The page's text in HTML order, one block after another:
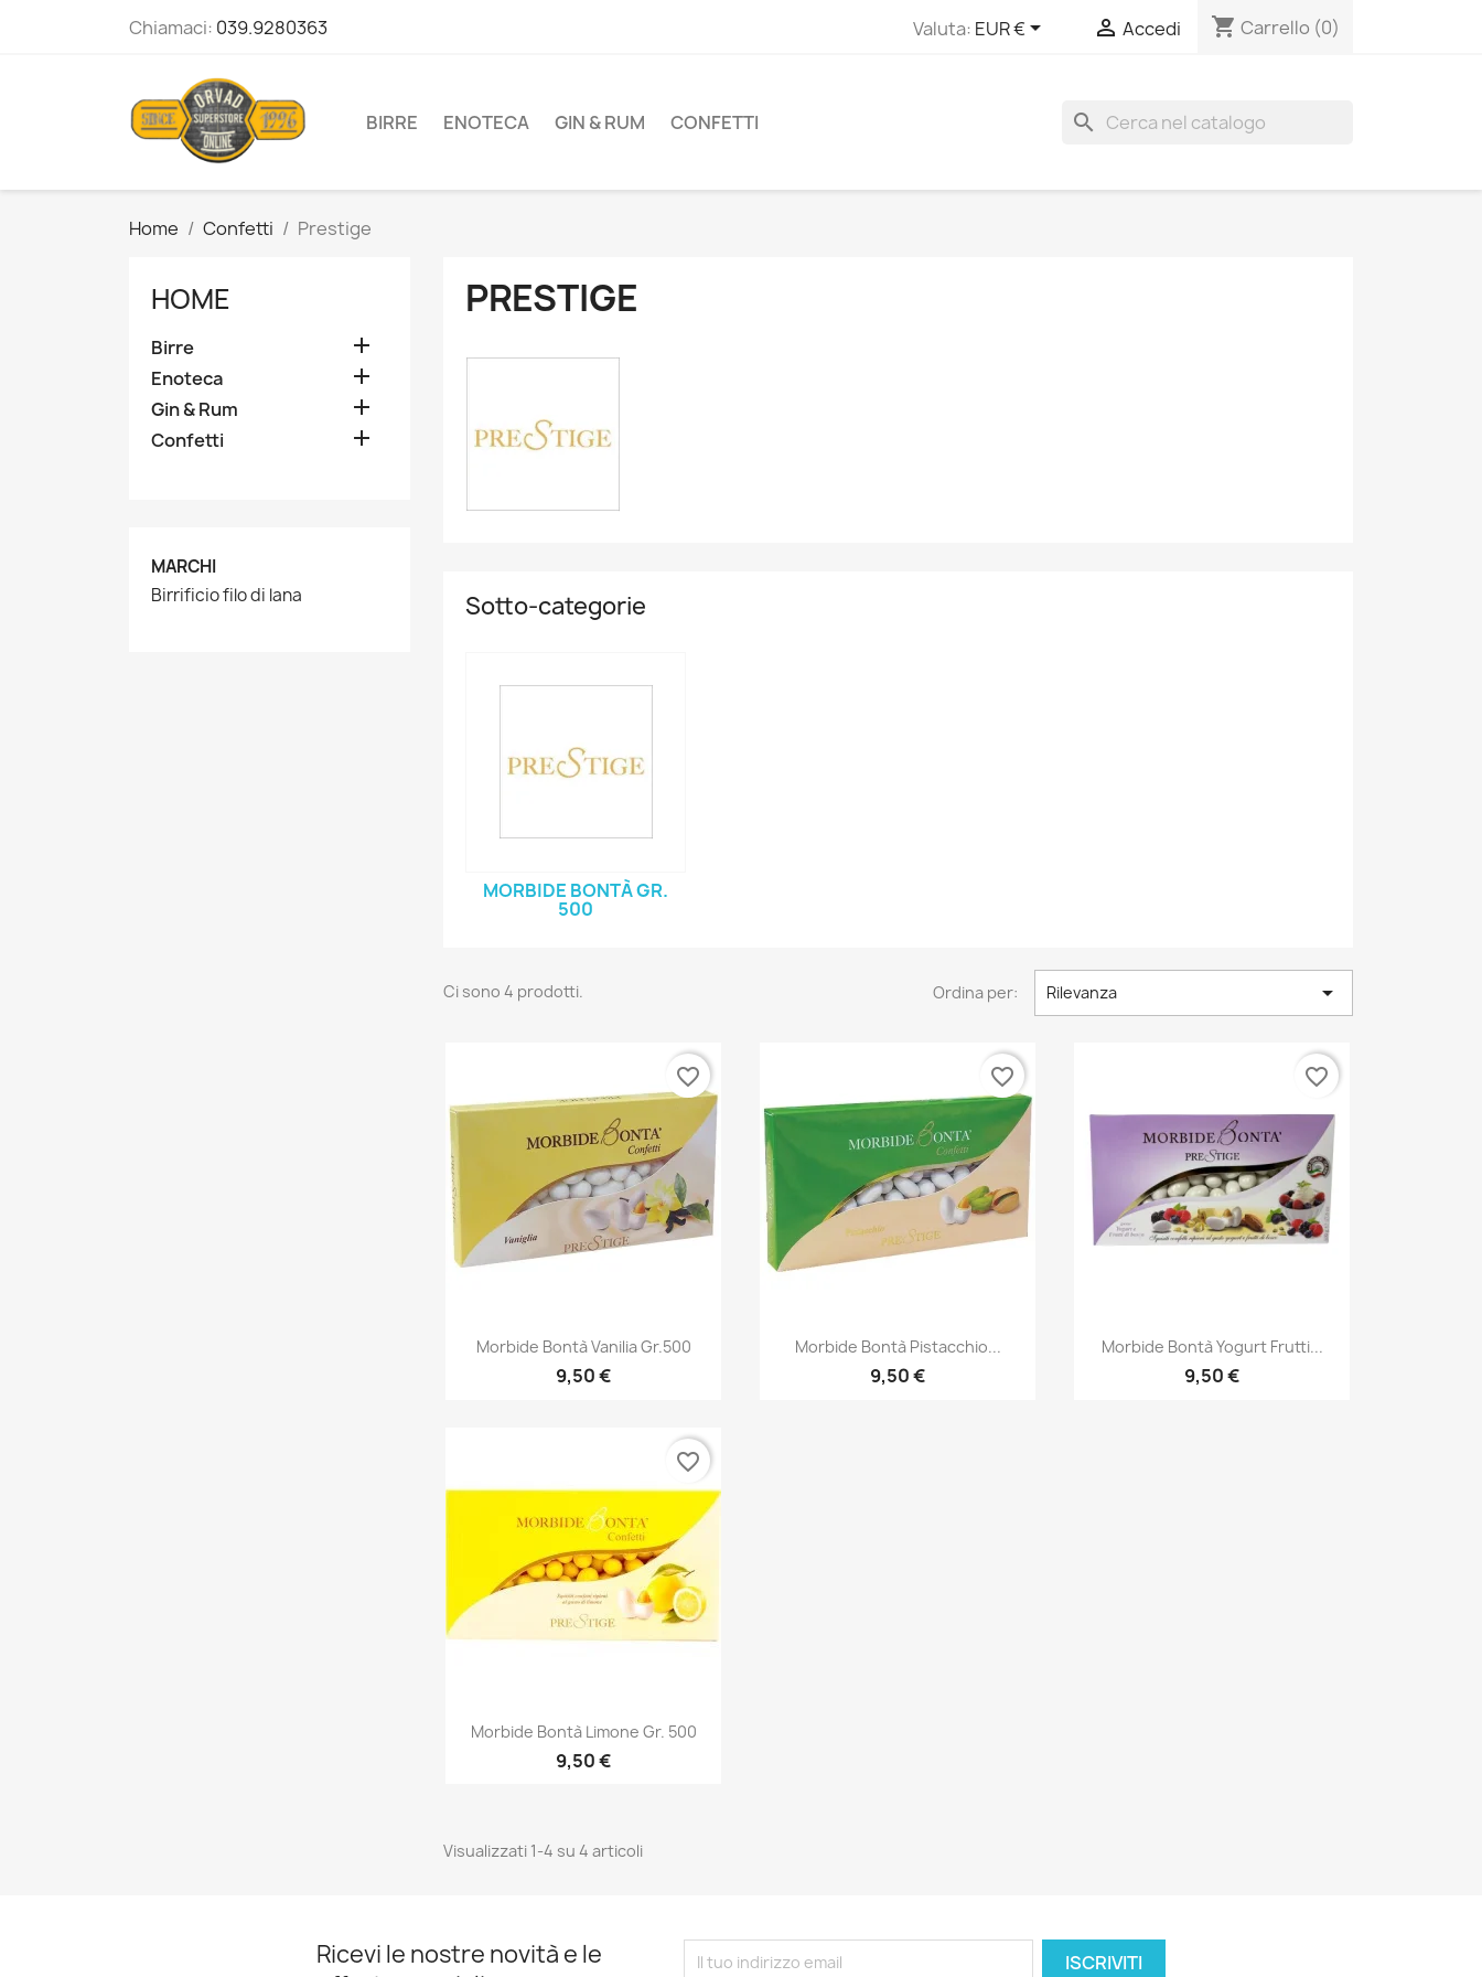
Chiamaci: 039.9280363 Valuta: EUR €  Accedi shopping_cart Carrello (0)
BIRRE ENOTECA GIN & RUM CONFETTI search
Home Confetti Prestige
HOME
Birre 
Enoteca 
Gin & Rum 
Confetti 
MARCHI
Birrificio filo di lana
PRESTIGE
Sotto-categorie
MORBIDE BONTÀ GR.
500
Ci sono 4 prodotti. Ordina per: Rilevanza 
Anteprima
Morbide Bontà Vanilia Gr.500
9,50 €
favorite_border
Anteprima
Morbide Bontà Pistacchio...
9,50 €
favorite_border
Anteprima
Morbide Bontà Yogurt Frutti...
9,50 €
favorite_border
Anteprima
Morbide Bontà Limone Gr. 500
9,50 €
favorite_border
Visualizzati 1-4 su 4 articoli
Ricevi le nostre novità e le